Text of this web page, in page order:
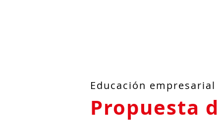
Educación empresarial
Propuesta